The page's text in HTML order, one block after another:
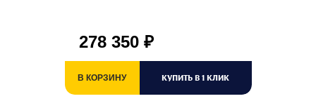
278 350 ₽
В КОРЗИНУ КУПИТЬ В 1 КЛИК